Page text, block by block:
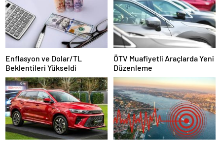
Enflasyon ve Dolar/TL
Beklentileri Yükseldi
ÖTV Muafiyetli Araçlarda Yeni
Düzenleme